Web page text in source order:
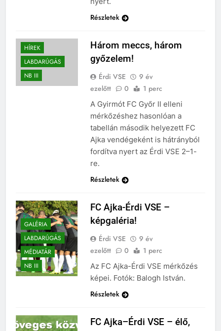
Részletek
HÍREK
LABDARÚGÁS
NB III
Három meccs, három
győzelem!
Érdi VSE
9 év
ezelőtt
0 1 perc
A Gyirmót FC Győr II elleni
mérkőzéshez hasonlóan a
tabellán második helyezett FC
Ajka vendégeként is hátrányból
fordítva nyert az Érdi VSE 2–1-
re.
Részletek
GALÉRIA
LABDARÚGÁS
MÉDIATÁR
NB III
FC Ajka-Érdi VSE –
képgaléria!
Érdi VSE
9 év
ezelőtt
0 1 perc
Az FC Ajka-Érdi VSE mérkőzés
képei. Fotók: Balogh István.
Részletek
FC Ajka–Érdi VSE – élő,